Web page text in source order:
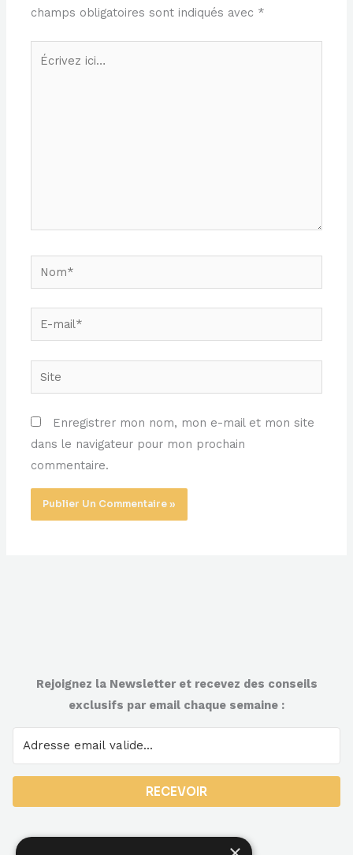
champs obligatoires sont indiqués avec *
Écrivez
Nom*
E-
mail*
Site
Enregistrer mon nom, mon e-mail et mon site
dans le navigateur pour mon prochain
commentaire.
Rejoignez la Newsletter et recevez des conseils
exclusifs par email chaque semaine :
RECEVOIR